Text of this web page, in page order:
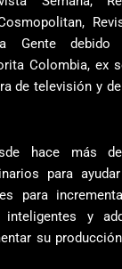
Gente debido
Colombia, ex
de televisión y
hace más
para
para
inteligentes y
su